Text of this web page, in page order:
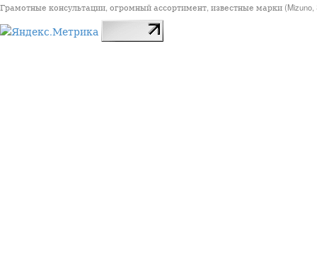
Грамотные консультации, огромный ассортимент, известные марки (Mizuno,